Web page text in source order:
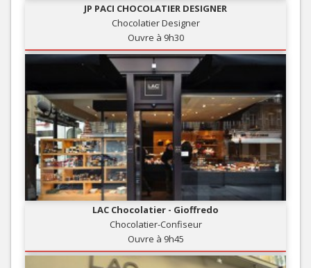
JP PACI CHOCOLATIER DESIGNER
Chocolatier Designer
Ouvre à 9h30
LAC Chocolatier - Gioffredo
Chocolatier-Confiseur
Ouvre à 9h45